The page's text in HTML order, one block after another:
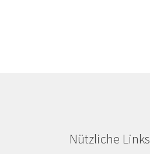
Nützliche Links